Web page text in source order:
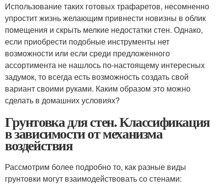
Использование таких готовых трафаретов, несомненно
упростит жизнь желающим привнести новизны в облик
помещения и скрыть мелкие недостатки стен. Однако,
если приобрести подобные инструменты нет
возможности или если среди предложенного
ассортимента не нашлось по-настоящему интересных
задумок, то всегда есть возможность создать свой
вариант своими руками. Каким образом это можно
сделать в домашних условиях?
Грунтовка для стен. Классификация
в зависимости от механизма
воздействия
Рассмотрим более подробно то, как разные виды
грунтовки могут взаимодействовать со стенами: